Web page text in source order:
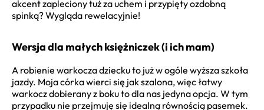
akcent zapleciony tuż za uchem i przypięty ozdobną
spinką? Wygląda rewelacyjnie!
Wersja dla małych księżniczek (i ich mam)
A robienie warkocza dziecku to już w ogóle wyższa szkoła
jazdy. Moja córka wierci się jak szalona, więc łatwy
warkocz dobierany z boku to dla nas jedyna opcja. W tym
przypadku nie przejmuję się idealną równością pasemek.